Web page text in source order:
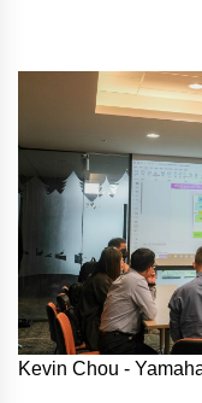
Kevin Chou -